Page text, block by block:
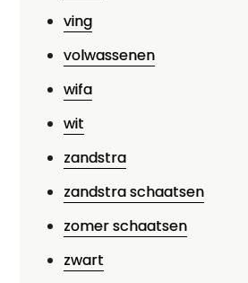
ving
volwassenen
wifa
wit
zandstra
zandstra schaatsen
zomer schaatsen
zwart